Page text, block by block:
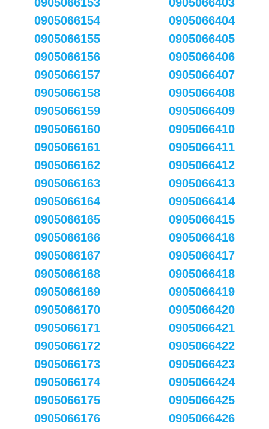
0905066154
0905066155
0905066156
0905066157
0905066158
0905066159
0905066160
0905066161
0905066162
0905066163
0905066164
0905066165
0905066166
0905066167
0905066168
0905066169
0905066170
0905066171
0905066172
0905066173
0905066174
0905066175
0905066176
0905066404
0905066405
0905066406
0905066407
0905066408
0905066409
0905066410
0905066411
0905066412
0905066413
0905066414
0905066415
0905066416
0905066417
0905066418
0905066419
0905066420
0905066421
0905066422
0905066423
0905066424
0905066425
0905066426